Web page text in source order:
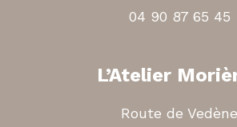
04 90 87 65 45
L’Atelier
Route de Vedène